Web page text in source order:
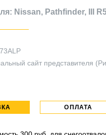
Nissan, Pathfinder, III
сайт представителя
ОПЛАТА